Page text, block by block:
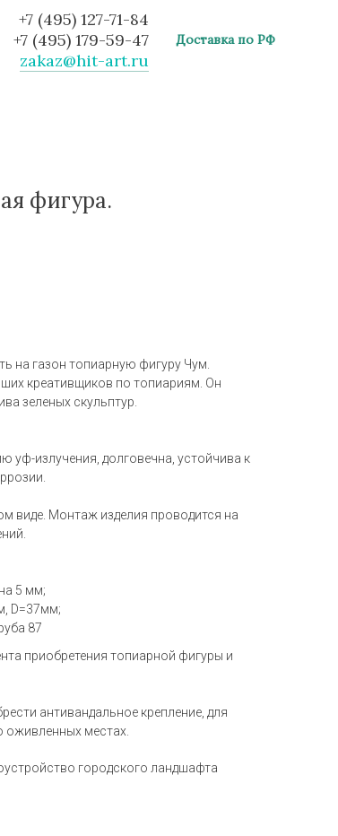
+7 (495) 127-71-84
+7 (495) 179-59-47
zakaz@hit-art.ru
Доставка по РФ
фигура.
на газон топиарную фигуру Чум.
креативщиков по топиариям. Он
зеленых скульптур.
уф-излучения, долговечна, устойчива к
виде. Монтаж изделия проводится на
5 мм;
D=37мм;
87
приобретения топиарной фигуры и
антивандальное крепление, для
оживленных местах.
городского ландшафта